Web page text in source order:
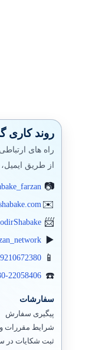
روند کاری
راه های
از طریق
22058406
سفارشات
پیگیری سفارش
شرایط مقررات و
ثبت شکایات در